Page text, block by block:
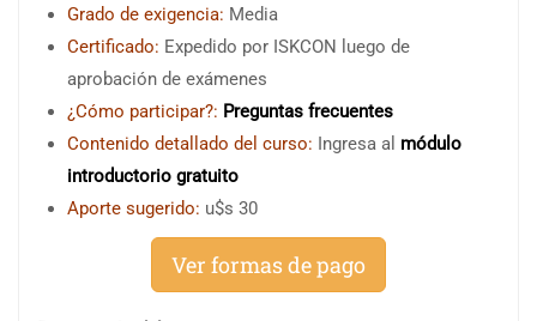
Grado de exigencia: Media
Certificado: Expedido por ISKCON luego de
aprobación de exámenes
¿Cómo participar?: Preguntas frecuentes
Contenido detallado del curso: Ingresa al módulo
introductorio gratuito
Aporte sugerido: u$s 30
Ver formas de pago